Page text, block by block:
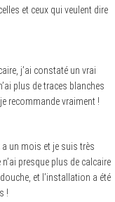
et ceux qui veulent dire
j’ai constaté un vrai
plus de traces blanches
recommande vraiment !
un mois et je suis très
presque plus de calcaire
et l’installation a été
!